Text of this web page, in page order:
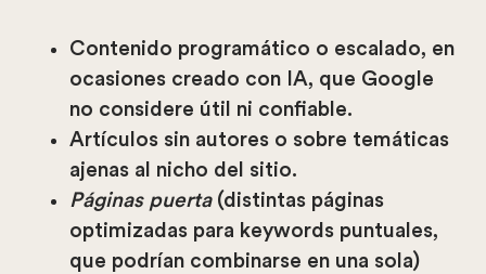
Contenido programático o escalado, en
ocasiones creado con IA, que Google
no considere útil ni confiable.
Artículos sin autores o sobre temáticas
ajenas al nicho del sitio.
Páginas puerta(distintas páginas
optimizadas para keywords puntuales,
que podrían combinarse en una sola)